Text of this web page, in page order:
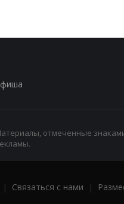
отмеченные
| Связаться с нами |